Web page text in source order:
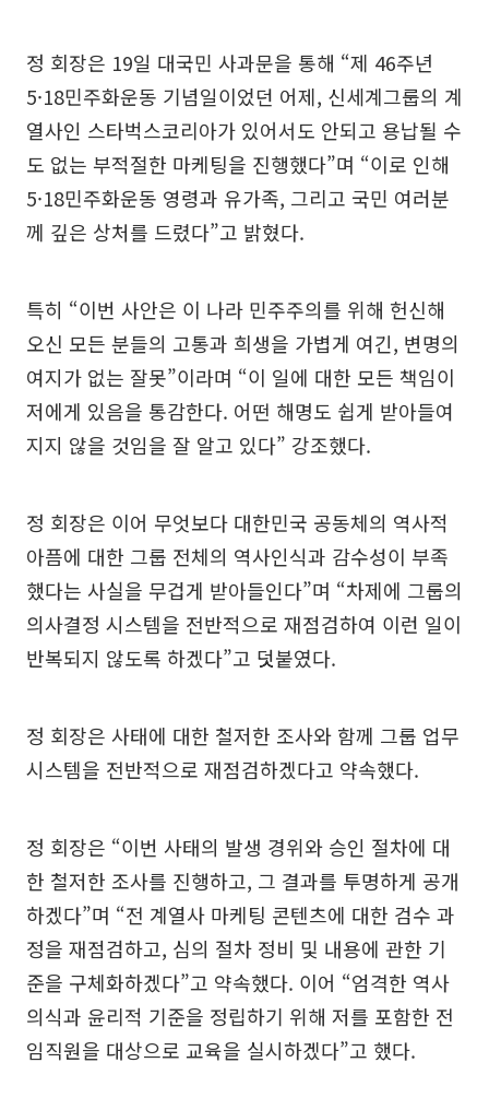
정 회장은 19일 대국민 사과문을 통해 “제 46주년
5·18민주화운동 기념일이었던 어제, 신세계그룹의 계
열사인 스타벅스코리아가 있어서도 안되고 용납될 수
도 없는 부적절한 마케팅을 진행했다”며 “이로 인해
5·18민주화운동 영령과 유가족, 그리고 국민 여러분
께 깊은 상처를 드렸다”고 밝혔다.
특히 “이번 사안은 이 나라 민주주의를 위해 헌신해
오신 모든 분들의 고통과 희생을 가볍게 여긴, 변명의
여지가 없는 잘못”이라며 “이 일에 대한 모든 책임이
저에게 있음을 통감한다. 어떤 해명도 쉽게 받아들여
지지 않을 것임을 잘 알고 있다” 강조했다.
정 회장은 이어 무엇보다 대한민국 공동체의 역사적
아픔에 대한 그룹 전체의 역사인식과 감수성이 부족
했다는 사실을 무겁게 받아들인다”며 “차제에 그룹의
의사결정 시스템을 전반적으로 재점검하여 이런 일이
반복되지 않도록 하겠다”고 덧붙였다.
정 회장은 사태에 대한 철저한 조사와 함께 그룹 업무
시스템을 전반적으로 재점검하겠다고 약속했다.
정 회장은 “이번 사태의 발생 경위와 승인 절차에 대
한 철저한 조사를 진행하고, 그 결과를 투명하게 공개
하겠다”며 “전 계열사 마케팅 콘텐츠에 대한 검수 과
정을 재점검하고, 심의 절차 정비 및 내용에 관한 기
준을 구체화하겠다”고 약속했다. 이어 “엄격한 역사
의식과 윤리적 기준을 정립하기 위해 저를 포함한 전
임직원을 대상으로 교육을 실시하겠다”고 했다.